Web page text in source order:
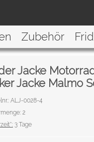
Zubehör
Jacke
Jacke Malmo
ALJ-0028-4
2
3 Tage